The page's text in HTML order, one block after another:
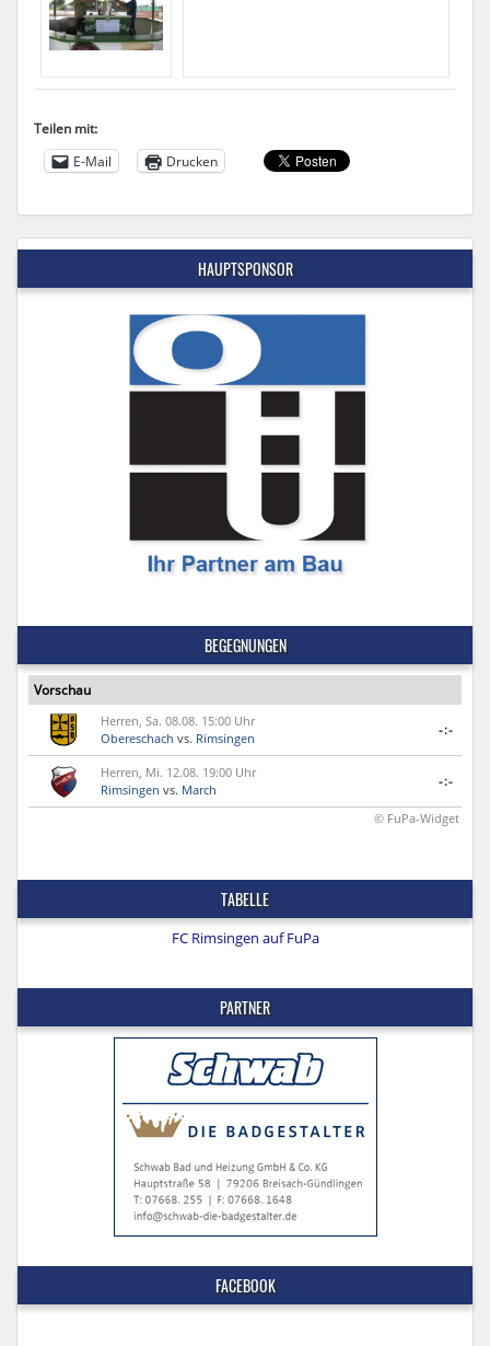
Teilen mit:
E-Mail
Drucken
HAUPTSPONSOR
BEGEGNUNGEN
Vorschau
Herren, Sa. 08.08. 15:00 Uhr
Obereschach vs. Rimsingen
-:-
Herren, Mi. 12.08. 19:00 Uhr
Rimsingen vs. March
-:-
© FuPa-Widget
TABELLE
FC Rimsingen auf FuPa
PARTNER
FACEBOOK